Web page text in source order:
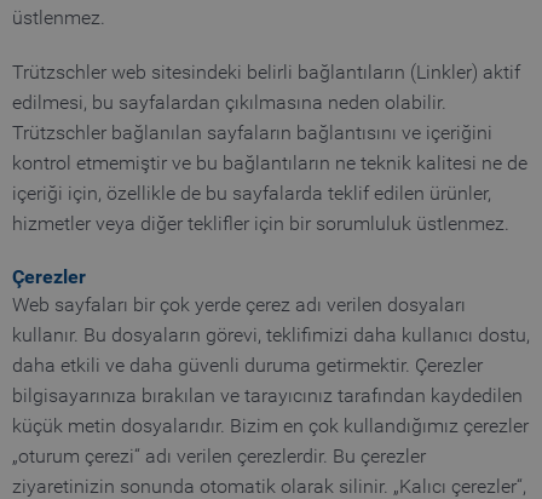
üstlenmez.
Trützschler web sitesindeki belirli bağlantıların (Linkler) aktif
edilmesi, bu sayfalardan çıkılmasına neden olabilir.
Trützschler bağlanılan sayfaların bağlantısını ve içeriğini
kontrol etmemiştir ve bu bağlantıların ne teknik kalitesi ne de
içeriği için, özellikle de bu sayfalarda teklif edilen ürünler,
hizmetler veya diğer teklifler için bir sorumluluk üstlenmez.
Çerezler
Web sayfaları bir çok yerde çerez adı verilen dosyaları
kullanır. Bu dosyaların görevi, teklifimizi daha kullanıcı dostu,
daha etkili ve daha güvenli duruma getirmektir. Çerezler
bilgisayarınıza bırakılan ve tarayıcınız tarafından kaydedilen
küçük metin dosyalarıdır. Bizim en çok kullandığımız çerezler
„oturum çerezi“ adı verilen çerezlerdir. Bu çerezler
ziyaretinizin sonunda otomatik olarak silinir. „Kalıcı çerezler“,